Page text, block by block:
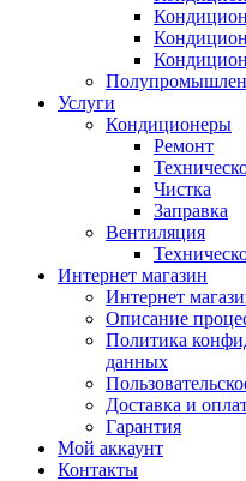
Услуги
Кондиционеры
Ремонт
Чистка
Заправка
Вентиляция
Интернет магазин
Интернет
Описание
Политика
данных
Доставка и
Гарантия
Мой аккаунт
Контакты